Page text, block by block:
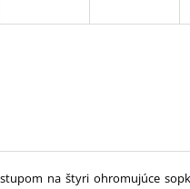
na štyri ohromujúce